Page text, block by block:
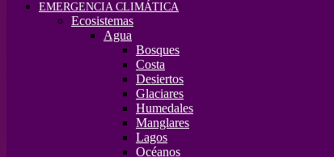
EMERGENCIA CLIMÁTICA
Ecosistemas
Agua
Bosques
Costa
Desiertos
Glaciares
Humedales
Manglares
Lagos
Océanos